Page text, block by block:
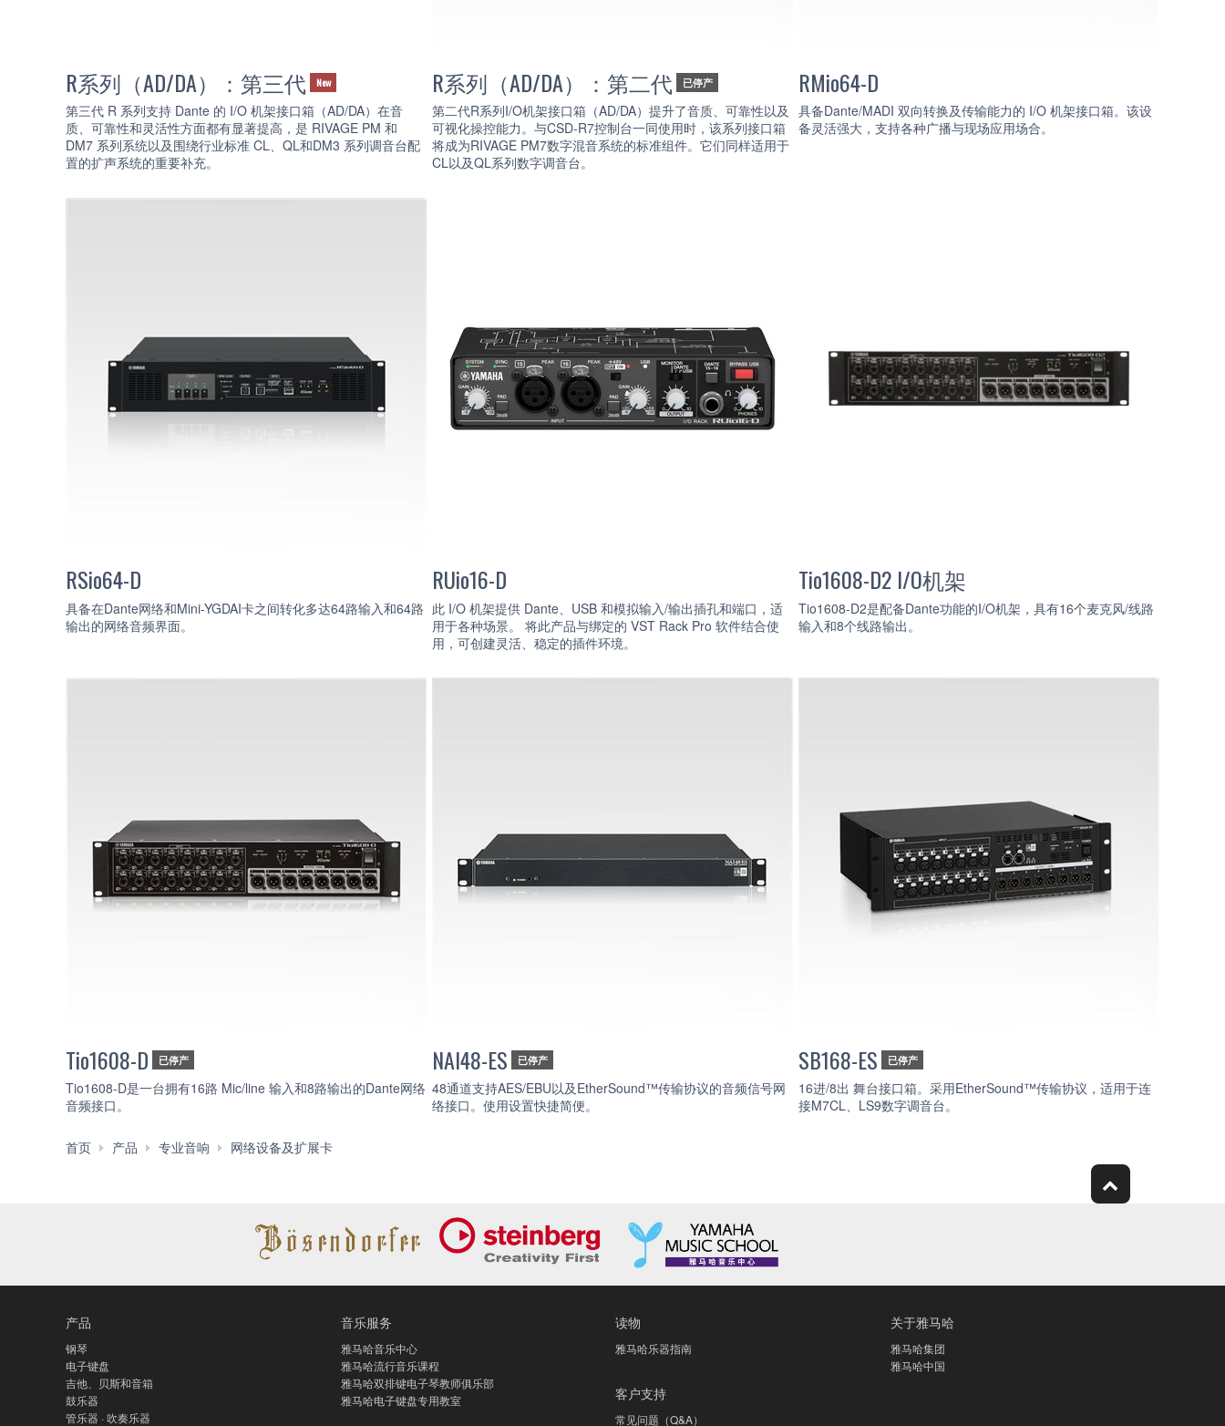
R系列（AD/DA）：第三代 New
第三代 R 系列支持 Dante 的 I/O 机架接口箱（AD/DA）在音
质、可靠性和灵活性方面都有显著提高，是 RIVAGE PM 和
DM7 系列系统以及围绕行业标准 CL、QL和DM3 系列调音台配
置的扩声系统的重要补充。
R系列（AD/DA）：第二代 已停产
第二代R系列I/O机架接口箱（AD/DA）提升了音质、可靠性以及
可视化操控能力。与CSD-R7控制台一同使用时，该系列接口箱
将成为RIVAGE PM7数字混音系统的标准组件。它们同样适用于
CL以及QL系列数字调音台。
RMio64-D
具备Dante/MADI 双向转换及传输能力的 I/O 机架接口箱。该设
备灵活强大，支持各种广播与现场应用场合。
RSio64-D
具备在Dante网络和Mini-YGDAI卡之间转化多达64路输入和64路
输出的网络音频界面。
RUio16-D
此 I/O 机架提供 Dante、USB 和模拟输入/输出插孔和端口，适
用于各种场景。 将此产品与绑定的 VST Rack Pro 软件结合使
用，可创建灵活、稳定的插件环境。
Tio1608-D2 I/O机架
Tio1608-D2是配备Dante功能的I/O机架，具有16个麦克风/线路
输入和8个线路输出。
Tio1608-D 已停产
Tio1608-D是一台拥有16路 Mic/line 输入和8路输出的Dante网络
音频接口。
NAI48-ES 已停产
48通道支持AES/EBU以及EtherSound™传输协议的音频信号网
络接口。使用设置快捷简便。
SB168-ES 已停产
16进/8出 舞台接口箱。采用EtherSound™传输协议，适用于连
接M7CL、LS9数字调音台。
首页 产品 专业音响 网络设备及扩展卡
产品
钢琴
电子键盘
吉他、贝斯和音箱
鼓乐器
管乐器 · 吹奏乐器
音乐服务
雅马哈音乐中心
雅马哈流行音乐课程
雅马哈双排键电子琴教师俱乐部
雅马哈电子键盘专用教室
读物
雅马哈乐器指南
客户支持
常见问题（Q&A）
关于雅马哈
雅马哈集团
雅马哈中国